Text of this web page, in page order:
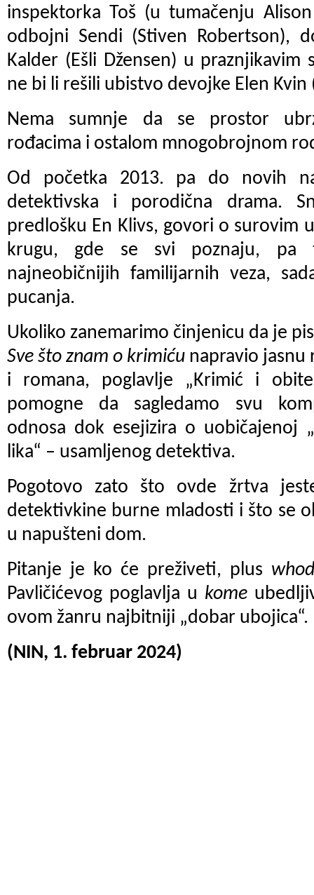
inspektorka Toš (u tumačenju
odbojni Sendi (Stiven Robertson),
Kalder (Ešli Džensen) u praznjikavim
ne bi li rešili ubistvo devojke Elen
Nema sumnje da se prostor
rođacima i ostalom mnogobrojnom
Od početka 2013. pa do novih
detektivska i porodična drama.
predlošku En Klivs, govori o surovim
krugu, gde se svi poznaju, pa
najneobičnijih familijarnih veza,
pucanja.
Ukoliko zanemarimo činjenicu da je
Sve što znam o krimiću napravio jasnu
i romana, poglavlje „Krimić i
pomogne da sagledamo svu
odnosa dok esejizira o uobičajenoj
lika“ – usamljenog detektiva.
Pogotovo zato što ovde žrtva
detektivkine burne mladosti i što se
u napušteni dom.
Pitanje je ko će preživeti, plus
Pavličićevog poglavlja u kome
ovom žanru najbitniji „dobar ubojica“.
(NIN, 1. februar 2024)